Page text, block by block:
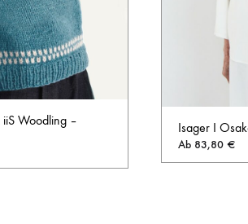
Woodling –
Isager I
Ab 83,80€